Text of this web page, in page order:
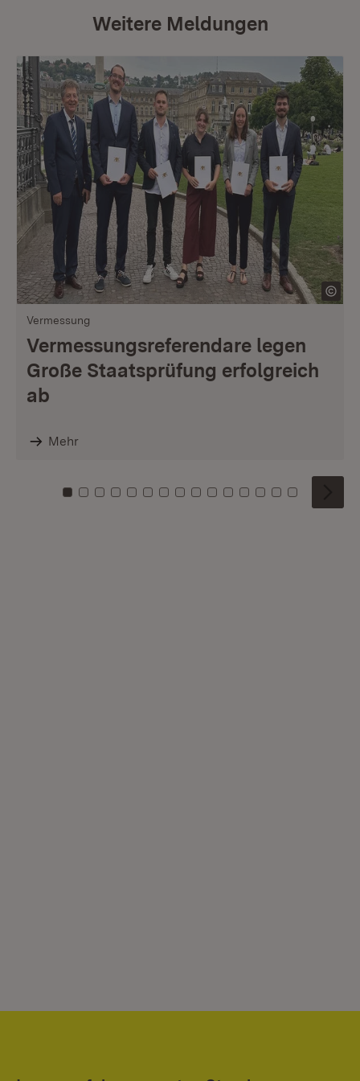
Weitere Meldungen
Vermessung
Vermessungsreferendare legen
Große Staatsprüfung erfolgreich
ab
Mehr
Zu Kachel: 0
Zu Kachel: 1
Zu Kachel: 2
Zu Kachel: 3
Zu Kachel: 4
Zu Kachel: 5
Zu Kachel: 6
Zu Kachel: 7
Zu Kachel: 8
Zu Kachel: 9
Zu Kachel: 10
Zu Kachel: 11
Zu Kachel: 12
Zu Kachel:
Zu